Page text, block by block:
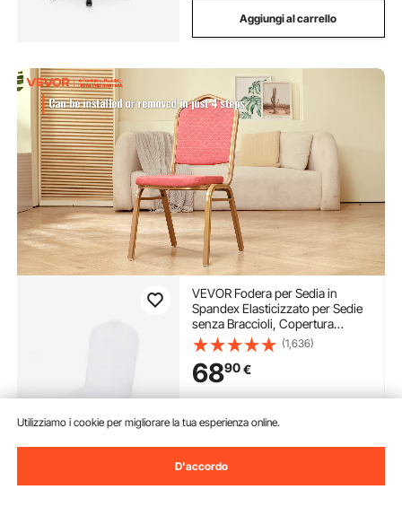
Aggiungi al carrello
VEVOR Fodera per Sedia in
Spandex Elasticizzato per Sedie
senza Braccioli, Copertura
Bianca della Sedia Decorazione
per Banchetti, Fodere Protettive
Lavabili Rimovibili, Matrimoni,
Banchetti, Feste
(1,636)
6890€
Consegna:non appena Sab.
Ago. 15
Aggiungi al carrello
Utilizziamo i cookie per migliorare la tua esperienza online.
D'accordo